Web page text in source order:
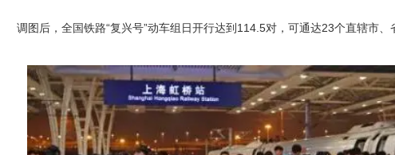
调图后，全国铁路“复兴号”动车组日开行达到114.5对，可通达23个直辖市、